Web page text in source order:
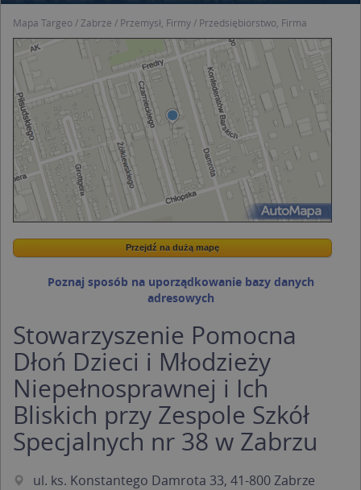
Mapa Targeo Zabrze Przemysł, Firmy Przedsiębiorstwo, Firma
Wstaw tę mapkę na swoją stronę
Przejdź na dużą mapę
Przejdź na dużą mapę
Poznaj sposób na uporządkowanie bazy danych
adresowych
Stowarzyszenie Pomocna
Dłoń Dzieci i Młodzieży
Niepełnosprawnej i Ich
Bliskich przy Zespole Szkół
Specjalnych nr 38 w Zabrzu
ul. ks. Konstantego Damrota 33, 41-800 Zabrze